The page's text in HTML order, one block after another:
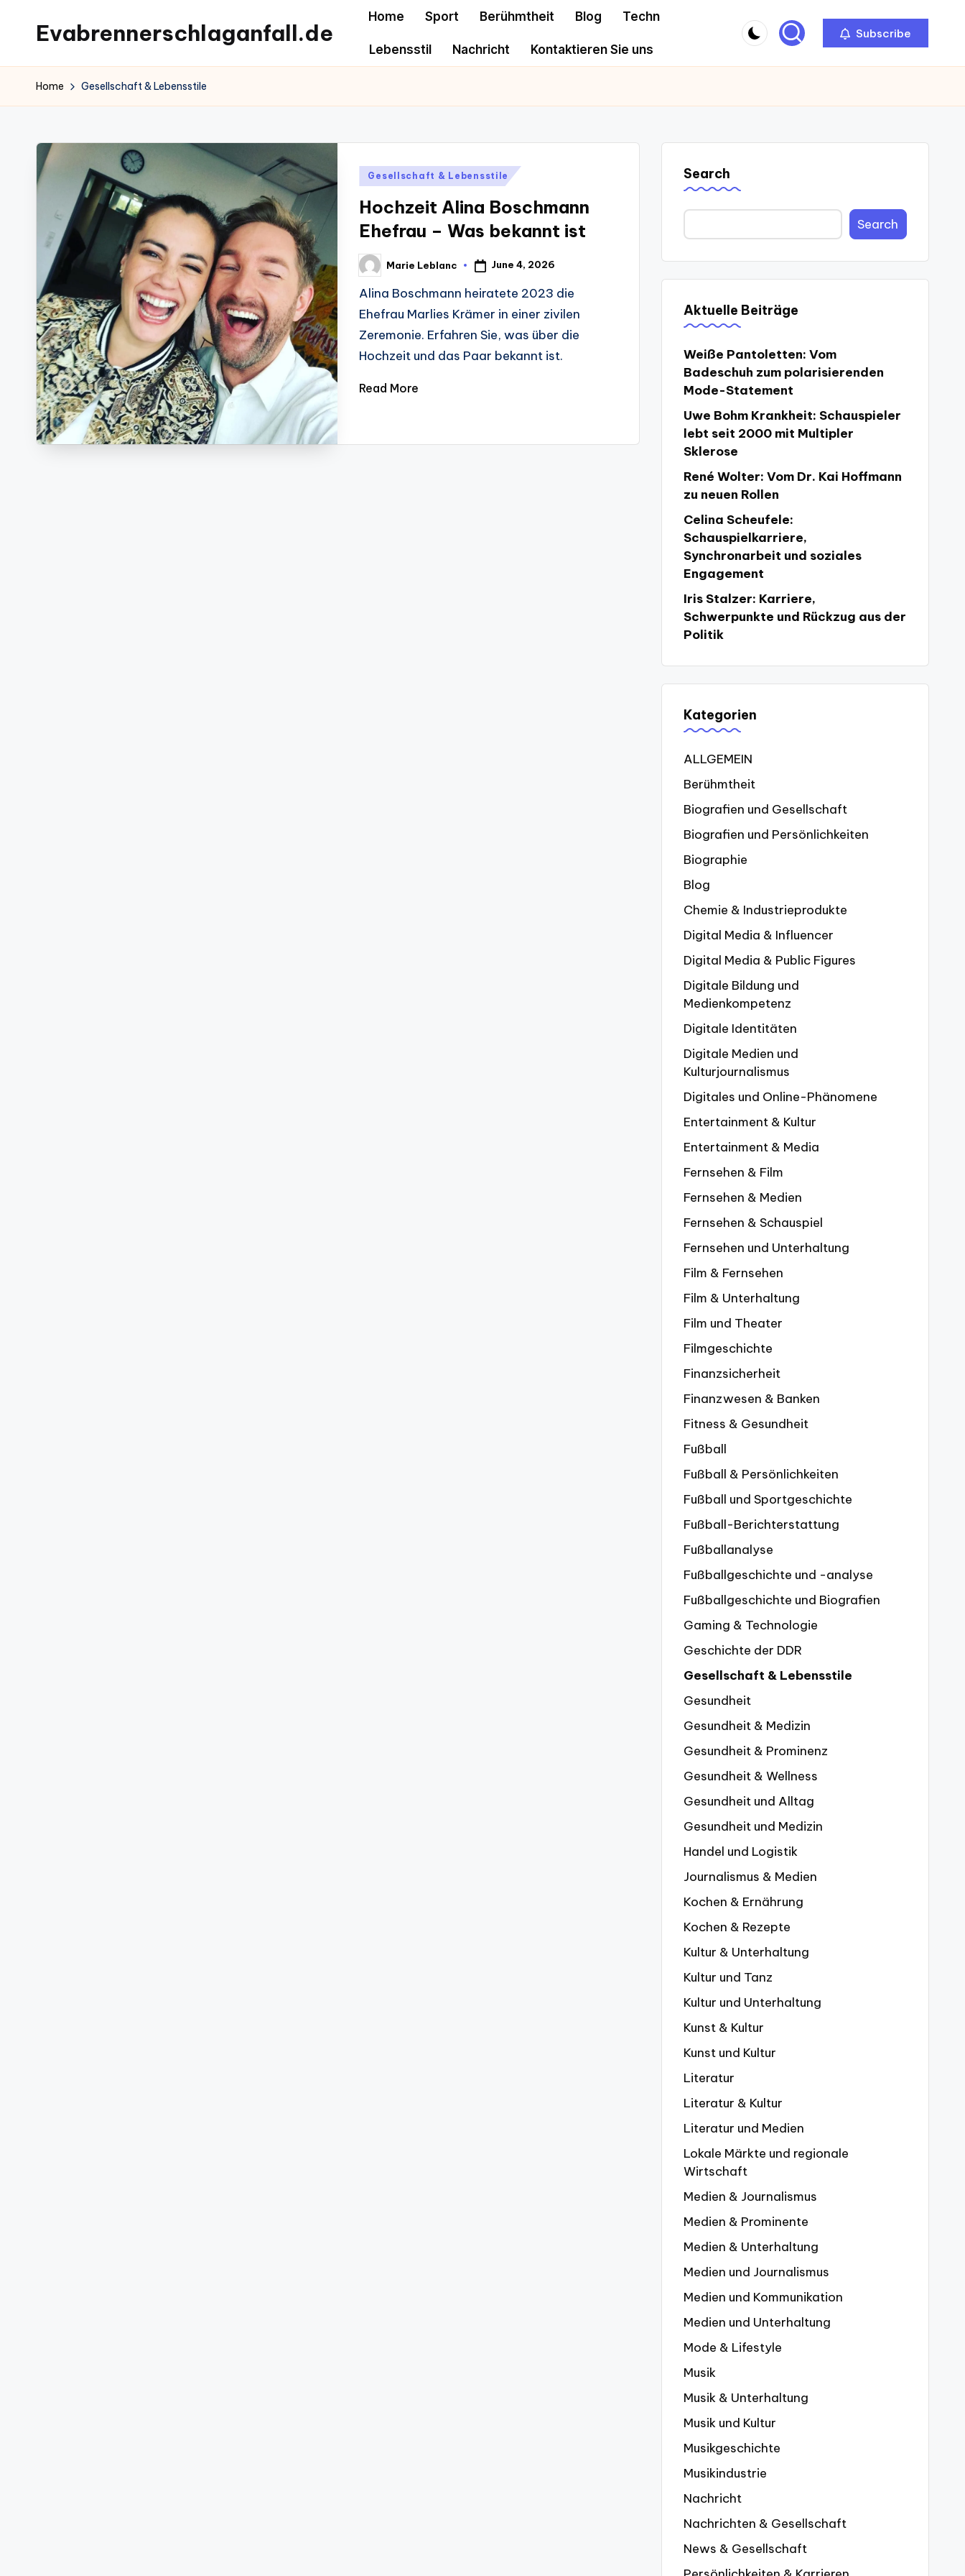
content
Evabrennerschlaganfall.de
Home Sport Berühmtheit Blog Techn
Lebensstil Nachricht Kontaktieren Sie uns
Subscribe
Home Gesellschaft & Lebensstile
Posted
Gesellschaft & Lebensstile
Hochzeit Alina Boschmann
Ehefrau – Was bekannt ist
Posted
by
Marie Leblanc June 4, 2026
Alina Boschmann heiratete 2023 die
Ehefrau Marlies Krämer in einer zivilen
Zeremonie. Erfahren Sie, was über die
Hochzeit und das Paar bekannt ist.
Read More
Search
Search
Aktuelle Beiträge
Weiße Pantoletten: Vom
Badeschuh zum polarisierenden
Mode-Statement
Uwe Bohm Krankheit: Schauspieler
lebt seit 2000 mit Multipler
Sklerose
René Wolter: Vom Dr. Kai Hoffmann
zu neuen Rollen
Celina Scheufele:
Schauspielkarriere,
Synchronarbeit und soziales
Engagement
Iris Stalzer: Karriere,
Schwerpunkte und Rückzug aus der
Politik
Kategorien
ALLGEMEIN
Berühmtheit
Biografien und Gesellschaft
Biografien und Persönlichkeiten
Biographie
Blog
Chemie & Industrieprodukte
Digital Media & Influencer
Digital Media & Public Figures
Digitale Bildung und
Medienkompetenz
Digitale Identitäten
Digitale Medien und
Kulturjournalismus
Digitales und Online-Phänomene
Entertainment & Kultur
Entertainment & Media
Fernsehen & Film
Fernsehen & Medien
Fernsehen & Schauspiel
Fernsehen und Unterhaltung
Film & Fernsehen
Film & Unterhaltung
Film und Theater
Filmgeschichte
Finanzsicherheit
Finanzwesen & Banken
Fitness & Gesundheit
Fußball
Fußball & Persönlichkeiten
Fußball und Sportgeschichte
Fußball-Berichterstattung
Fußballanalyse
Fußballgeschichte und -analyse
Fußballgeschichte und Biografien
Gaming & Technologie
Geschichte der DDR
Gesellschaft & Lebensstile
Gesundheit
Gesundheit & Medizin
Gesundheit & Prominenz
Gesundheit & Wellness
Gesundheit und Alltag
Gesundheit und Medizin
Handel und Logistik
Journalismus & Medien
Kochen & Ernährung
Kochen & Rezepte
Kultur & Unterhaltung
Kultur und Tanz
Kultur und Unterhaltung
Kunst & Kultur
Kunst und Kultur
Literatur
Literatur & Kultur
Literatur und Medien
Lokale Märkte und regionale
Wirtschaft
Medien & Journalismus
Medien & Prominente
Medien & Unterhaltung
Medien und Journalismus
Medien und Kommunikation
Medien und Unterhaltung
Mode & Lifestyle
Musik
Musik & Unterhaltung
Musik und Kultur
Musikgeschichte
Musikindustrie
Nachricht
Nachrichten & Gesellschaft
News & Gesellschaft